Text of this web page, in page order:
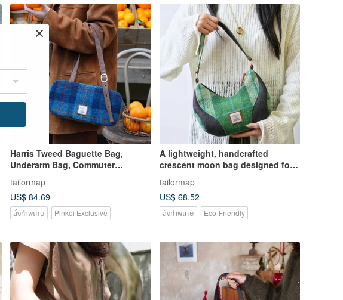
Harris Tweed Baguette Bag,
Underarm Bag, Commuter
Boston Bag
tailormap
US$ 84.69
สั่งทำพิเศษ Pinkoi Exclusive
A lightweight, handcrafted
crescent moon bag designed for
spliced plaid pattern for a
sophisticated feel. Can be worn
as a shoulder bag, underarm bag,
or crossbody bag.
tailormap
US$ 68.52
สั่งทำพิเศษ Eco-Friendly